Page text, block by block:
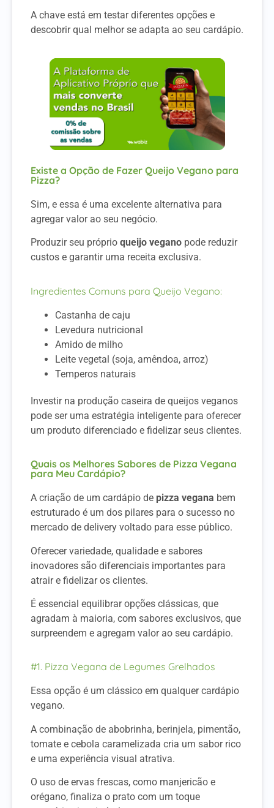
A chave está em testar diferentes opções e
descobrir qual melhor se adapta ao seu cardápio.
Existe a Opção de Fazer Queijo Vegano para
Pizza?
Sim, e essa é uma excelente alternativa para
agregar valor ao seu negócio.
Produzir seu próprio queijo vegano pode reduzir
custos e garantir uma receita exclusiva.
Ingredientes Comuns para Queijo Vegano:
Castanha de caju
Levedura nutricional
Amido de milho
Leite vegetal (soja, amêndoa, arroz)
Temperos naturais
Investir na produção caseira de queijos veganos
pode ser uma estratégia inteligente para oferecer
um produto diferenciado e fidelizar seus clientes.
Quais os Melhores Sabores de Pizza Vegana
para Meu Cardápio?
A criação de um cardápio de pizza vegana bem
estruturado é um dos pilares para o sucesso no
mercado de delivery voltado para esse público.
Oferecer variedade, qualidade e sabores
inovadores são diferenciais importantes para
atrair e fidelizar os clientes.
É essencial equilibrar opções clássicas, que
agradam à maioria, com sabores exclusivos, que
surpreendem e agregam valor ao seu cardápio.
#1. Pizza Vegana de Legumes Grelhados
Essa opção é um clássico em qualquer cardápio
vegano.
A combinação de abobrinha, berinjela, pimentão,
tomate e cebola caramelizada cria um sabor rico
e uma experiência visual atrativa.
O uso de ervas frescas, como manjericão e
orégano, finaliza o prato com um toque